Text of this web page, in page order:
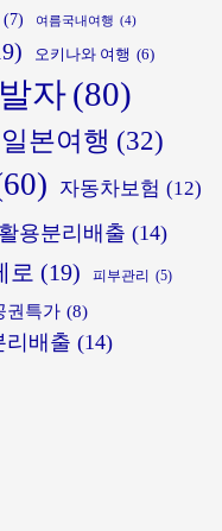
(놓
치
큰
일!)
(7) 여름국내여행 (4)
오키나와 여행 (6)
자(80)
일본여행 (32)
자동차보험 (12)
용분리배출 (14)
로 (19) 피부관리 (5)
권특가 (8)
리배출 (14)